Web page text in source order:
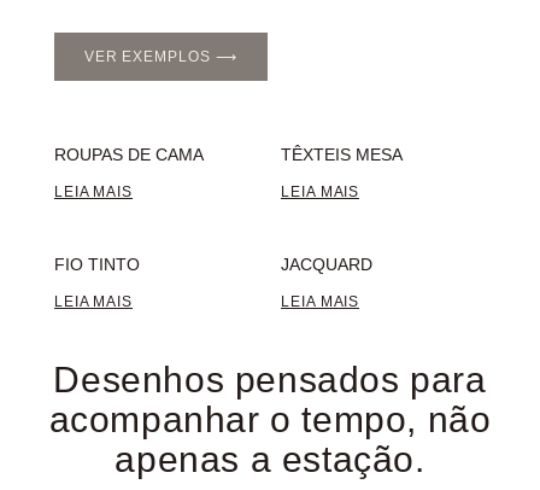
VER EXEMPLOS ⟶
ROUPAS DE CAMA
LEIA MAIS
TÊXTEIS MESA
LEIA MAIS
FIO TINTO
LEIA MAIS
JACQUARD
LEIA MAIS
Desenhos pensados para
acompanhar o tempo, não
apenas a estação.